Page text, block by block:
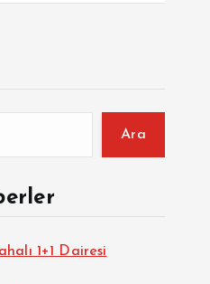
Ara
1+1 Dairesi